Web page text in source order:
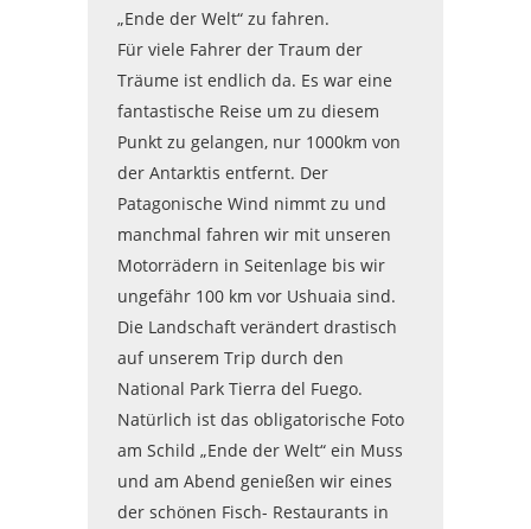
„Ende der Welt“ zu fahren.
Für viele Fahrer der Traum der
Träume ist endlich da. Es war eine
fantastische Reise um zu diesem
Punkt zu gelangen, nur 1000km von
der Antarktis entfernt. Der
Patagonische Wind nimmt zu und
manchmal fahren wir mit unseren
Motorrädern in Seitenlage bis wir
ungefähr 100 km vor Ushuaia sind.
Die Landschaft verändert drastisch
auf unserem Trip durch den
National Park Tierra del Fuego.
Natürlich ist das obligatorische Foto
am Schild „Ende der Welt“ ein Muss
und am Abend genießen wir eines
der schönen Fisch- Restaurants in